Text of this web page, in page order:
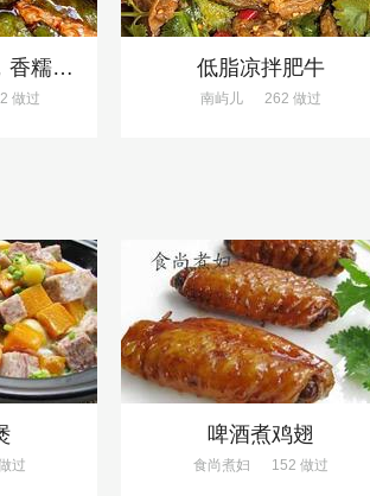
下饭菜“青椒酿肉”，香糯多汁鲜嫩下饭
过
低脂凉拌肥牛
南屿儿262 做过
过
啤酒煮鸡翅
食尚煮妇 152 做过